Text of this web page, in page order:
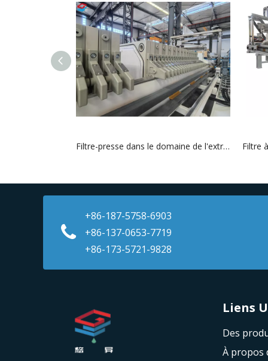
Filtre-presse dans le domaine de l'extraction de peptides bioactifs
+86-187-5758-6903
+86-137-0653-7719
+86-173-5721-9828
Liens
Des
À propos